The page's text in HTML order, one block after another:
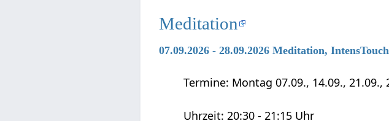
Meditation
07.09.2026 - 28.09.2026 Meditation,
Termine: Montag 07.09., 14.09., 21.09.,
Uhrzeit: 20:30 - 21:15 Uhr